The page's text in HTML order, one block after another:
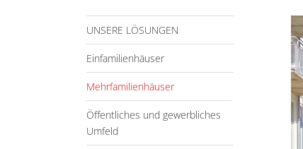
UNSERE LÖSUNGEN
Einfamilienhäuser
Mehrfamilienhäuser
Öffentliches und gewerbliches
Umfeld